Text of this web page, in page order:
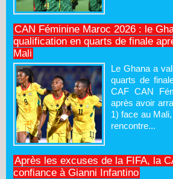
CAN Féminine Maroc 2026 : le
qualification en quarts de finale
Mali
Le Ghana a
quarts de
CAF CAN
après avoir
1) face au
rencontre...
Après les excuses de la FIFA, la
confiance à Gianni Infantino